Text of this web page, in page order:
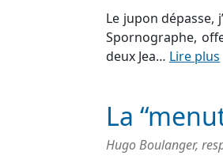
Le jupon dépasse,
Spornographe,
deux Jea… Lire plus
La
Hugo Boulanger,